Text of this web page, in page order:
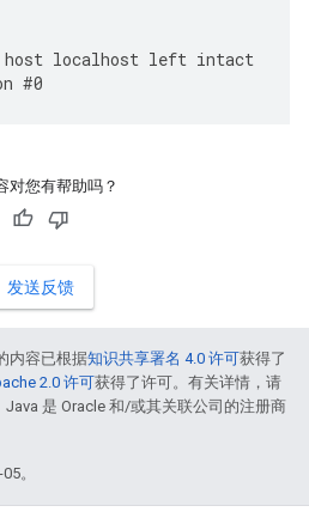
host localhost left intact
#0
对您有帮助吗？
发送反馈
内容已根据知识共享署名 4.0 许可获得了
2.0 许可获得了许可。有关详情，请
Java 是 Oracle 和/或其关联公司的注册商
。